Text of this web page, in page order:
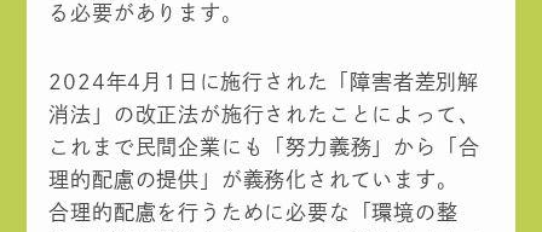
る必要があります。
2024年4月1日に施行された「障害者差別解
消法」の改正法が施行されたことによって、
これまで民間企業にも「努力義務」から「合
理的配慮の提供」が義務化されています。
合理的配慮を行うために必要な「環境の整